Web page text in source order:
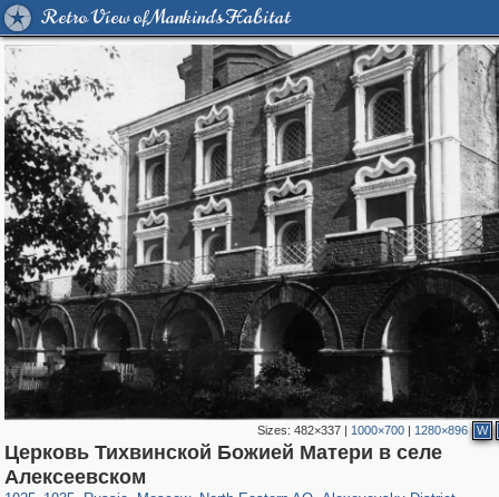
Retro View of Mankind's Habitat
Sizes:482×337 | 1000×700 | 1280×896 W
Церковь Тихвинской Божией Матери в селе
Алексеевском
1,407,363
319,882 8,286